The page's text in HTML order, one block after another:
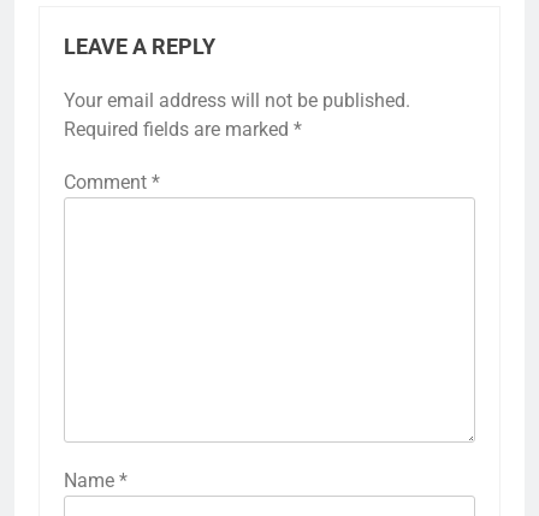
LEAVE A REPLY
Your email address will not be published.
Required fields are marked *
Comment *
Name *